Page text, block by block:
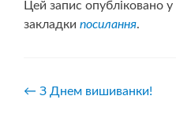
Цей запис опубліковано у
закладки посилання.
Навігація
← З Днем вишиванки!